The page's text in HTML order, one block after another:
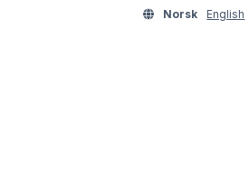
Norsk
English